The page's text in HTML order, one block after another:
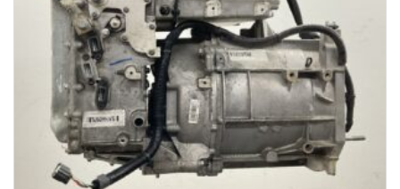
1-3 Werktage